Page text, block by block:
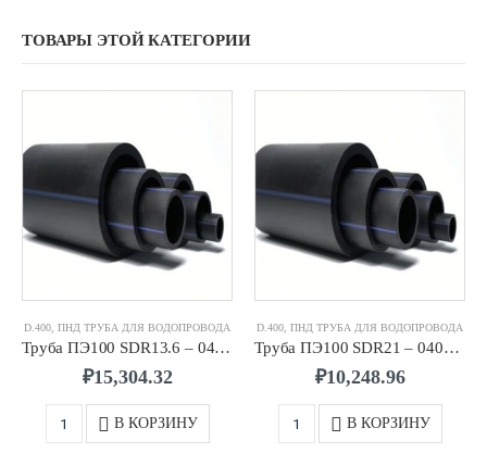
ТОВАРЫ ЭТОЙ КАТЕГОРИИ
D.400, ПНД ТРУБА ДЛЯ ВОДОПРОВОДА
Труба ПЭ100 SDR13.6 – 0400 х 29,4
₽15,304.32
В КОРЗИНУ
D.400, ПНД ТРУБА ДЛЯ ВОДОПРОВОДА
Труба ПЭ100 SDR21 – 0400 х 19,1
₽10,248.96
В КОРЗИНУ